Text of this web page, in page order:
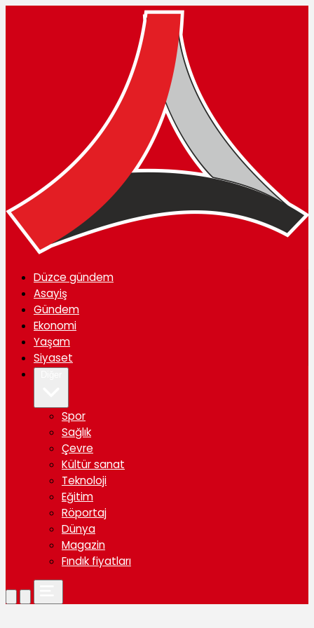
Düzce gündem
Asayiş
Gündem
Ekonomi
Yaşam
Siyaset
Spor
Sağlık
Çevre
Kültür sanat
Teknoloji
Eğitim
Röportaj
Dünya
Magazin
Fındık fiyatları